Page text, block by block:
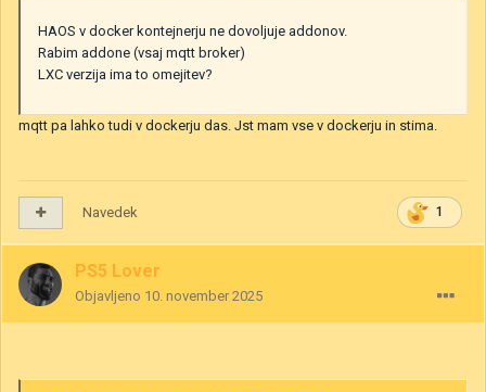
HAOS v docker kontejnerju ne dovoljuje addonov.
Rabim addone (vsaj mqtt broker)
LXC verzija ima to omejitev?
mqtt pa lahko tudi v dockerju das. Jst mam vse v dockerju in stima.
1
Navedek
PS5 Lover
Objavljeno 10. november 2025